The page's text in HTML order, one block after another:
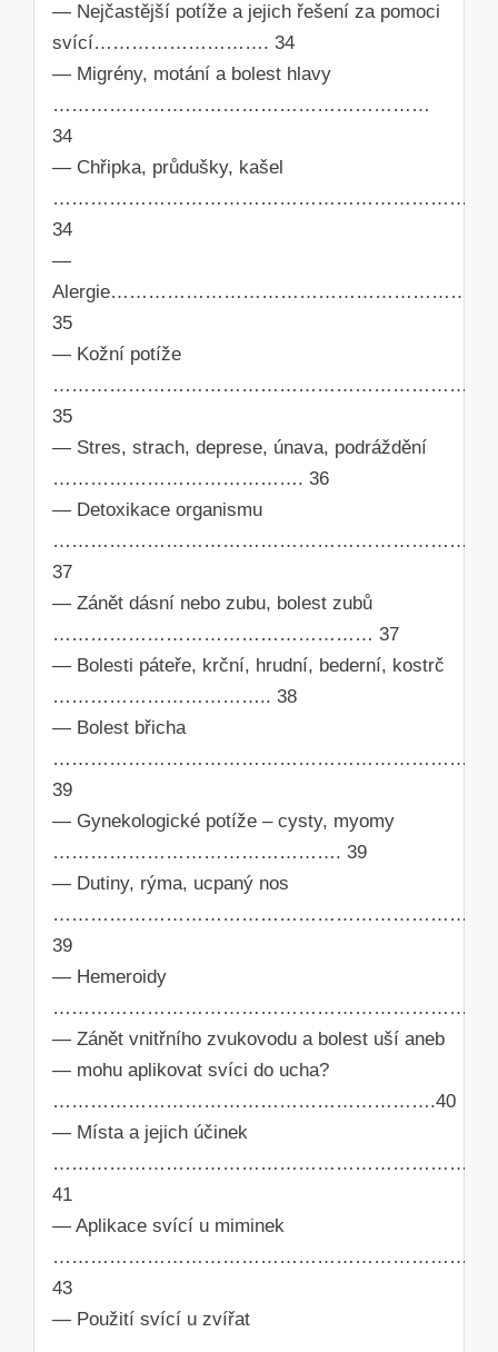
— Nejčastější potíže a jejich řešení za pomoci
svící………………………. 34
— Migrény, motání a bolest hlavy
……………………………………………………
34
— Chřipka, průdušky, kašel
34
—
35
— Kožní potíže
35
— Stres, strach, deprese, únava, podráždění
…………………………………. 36
— Detoxikace organismu
37
— Zánět dásní nebo zubu, bolest zubů
…………………………………………… 37
— Bolesti páteře, krční, hrudní, bederní, kostrč
…………………………….. 38
— Bolest břicha
39
— Gynekologické potíže – cysty, myomy
………………………………………. 39
— Dutiny, rýma, ucpaný nos
……………………………………………………………..
39
— Hemeroidy
— Zánět vnitřního zvukovodu a bolest uší aneb
— mohu aplikovat svíci do ucha?
…………………………………………………….40
— Místa a jejich účinek
41
— Aplikace svící u miminek
43
— Použití svící u zvířat